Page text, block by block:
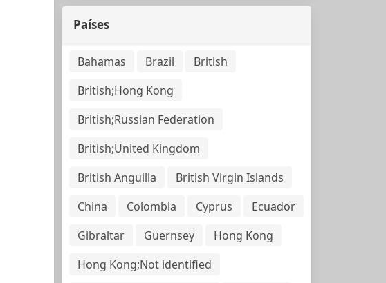
Países
Bahamas Brazil
British
British;Hong Kong
British;Russian Federation
British;United Kingdom
British Anguilla
British Virgin Islands
China
Colombia Cyprus
Ecuador
Gibraltar
Guernsey
Hong Kong
Hong Kong;Not identified